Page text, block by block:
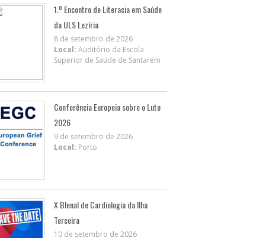
1.º Encontro de Literacia em Saúde
da ULS Lezíria
8 de setembro de 2026
Local: Auditório da Escola
Superior de Saúde de Santarém
Conferência Europeia sobre o Luto
2026
9 de setembro de 2026
Local: Porto
X BIenal de Cardiologia da Ilha
Terceira
10 de setembro de 2026